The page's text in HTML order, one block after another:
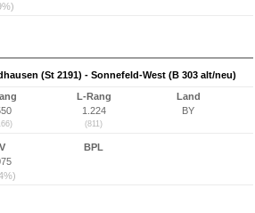
(St 2191) - Sonnefeld-West (B 303 alt/neu)
L-Rang
1.224
(811)
Land
BY
BPL